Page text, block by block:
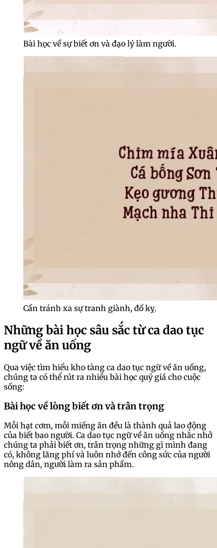
Bài học về sự biết ơn và đạo lý làm người.
Cần tránh xa sự tranh giành, đố kỵ.
Những bài học sâu sắc từ ca dao tục
ngữ về ăn uống
Qua việc tìm hiểu kho tàng ca dao tục ngữ về ăn uống,
chúng ta có thể rút ra nhiều bài học quý giá cho cuộc
sống:
Bài học về lòng biết ơn và trân trọng
Mỗi hạt cơm, mỗi miếng ăn đều là thành quả lao động
của biết bao người. Ca dao tục ngữ về ăn uống nhắc nhở
chúng ta phải biết ơn, trân trọng những gì mình đang
có, không lãng phí và luôn nhớ đến công sức của người
nông dân, người làm ra sản phẩm.